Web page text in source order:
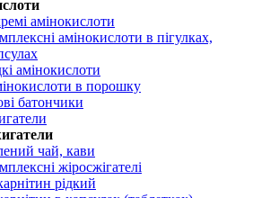
амінокислоти
амінокислоти в пігулках,
амінокислоти
в порошку
батончики
чай, кави
жіросжігателі
рідкий